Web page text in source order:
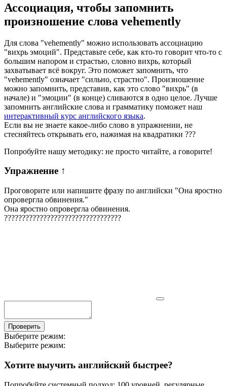
Ассоциация, чтобы запомнить
произношение слова vehemently
Для слова "vehemently" можно использовать ассоциацию
"вихрь эмоций". Представьте себе, как кто-то говорит что-то с
большим напором и страстью, словно вихрь, который
захватывает всё вокруг. Это поможет запомнить, что
"vehemently" означает "сильно, страстно". Произношение
можно запомнить, представив, как это слово "вихрь" (в
начале) и "эмоции" (в конце) сливаются в одно целое. Лучше
запомнить английские слова и грамматику поможет наш
интерактивный курс английского языка.
Если вы не знаете какое-либо слово в упражнении, не
стесняйтесь открывать его, нажимая на квадратики ???
Попробуйте нашу методику: не просто читайте, а говорите!
Упражнение ↑
Проговорите или напишите фразу по английски "Она яростно
опровергла обвинения."
Она яростно опровергла обвинения.
?????????????????????????????????
Проверить
Выберите режим:
Выберите режим:
Хотите выучить английский быстрее?